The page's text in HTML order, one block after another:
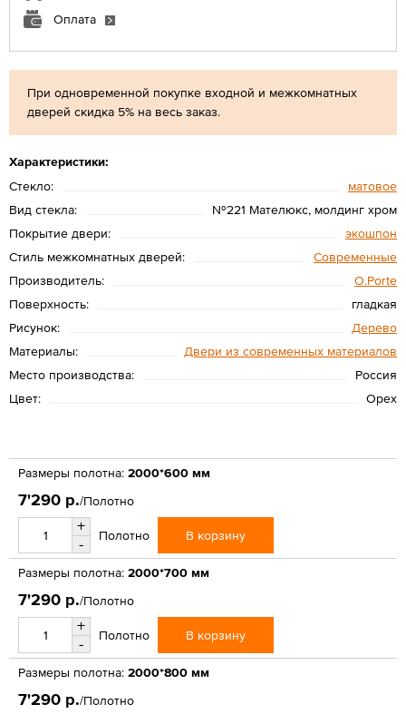
При одновременной покупке входной и межкомнатных
дверей скидка 5% на весь заказ.
Характеристики:
Стекло:
матовое
Вид стекла:
№221 Мателюкс, молдинг хром
Покрытие двери:
экошпон
Стиль межкомнатных дверей:
Современные
Производитель:
O.Porte
Поверхность:
гладкая
Рисунок:
Дерево
Материалы:
Двери из современных материалов
Место производства:
Россия
Цвет:
Орех
Оплата
Размеры полотна: 2000*600 мм
7'290 р./Полотно
+
-
Полотно В корзину
Размеры полотна: 2000*700 мм
7'290 р./Полотно
+
-
Полотно В корзину
Размеры полотна: 2000*800 мм
7'290 р./Полотно